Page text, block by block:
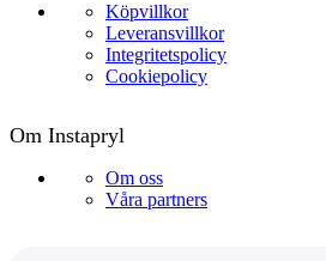
Köpvillkor
Leveransvillkor
Integritetspolicy
Cookiepolicy
Om Instapryl
Om oss
Våra partners